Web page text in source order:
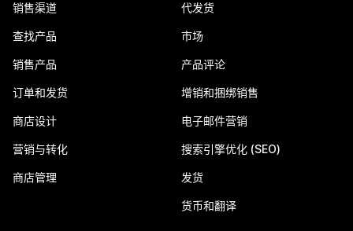
销售渠道
查找产品
销售产品
订单和发货
商店设计
营销与转化
商店管理
代发货
市场
产品评论
增销和捆绑销售
电子邮件营销
搜索引擎优化 (SEO)
发货
货币和翻译